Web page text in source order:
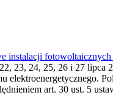
instalacji
23, 24, 25, 26 i 27
art. 30 ust. 5